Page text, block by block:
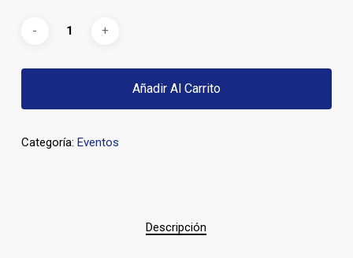
Añadir Al Carrito
Categoría: Eventos
Descripción